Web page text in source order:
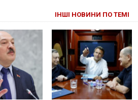
ІНШІ НОВИНИ ПО ТЕМІ